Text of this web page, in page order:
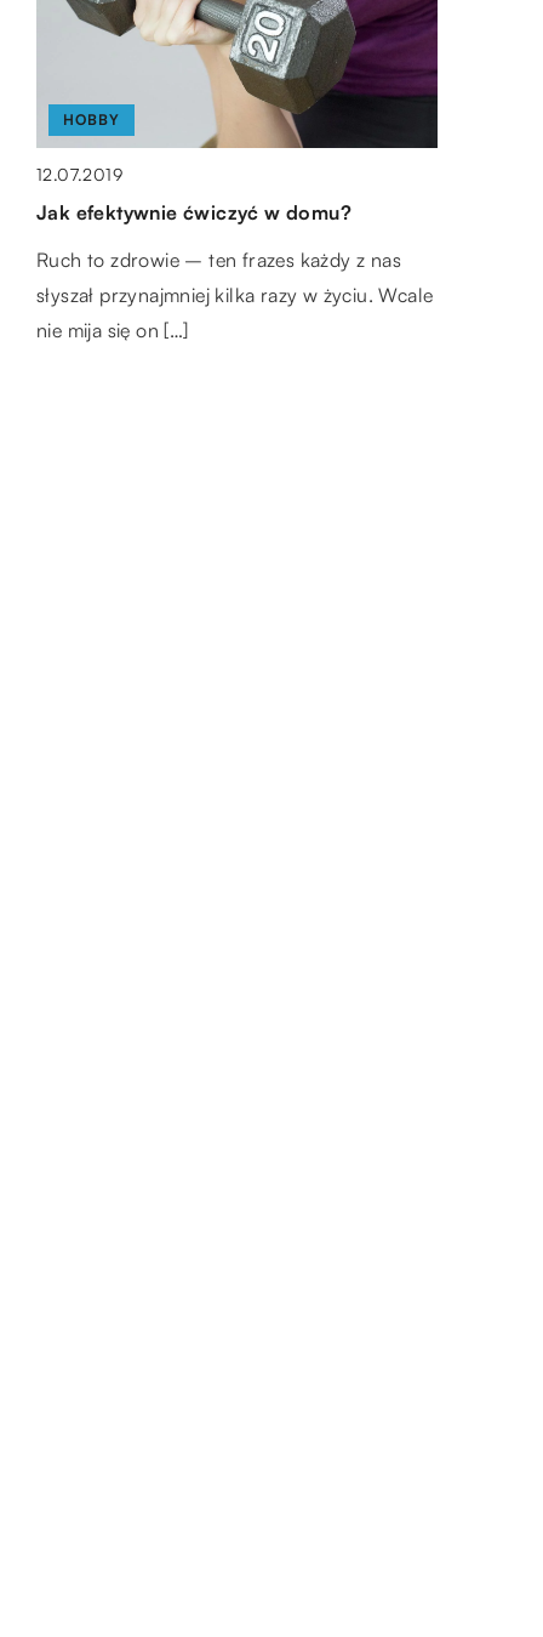
Smak pitej kawy […]
samochodu wie, jak istotne są regularne
badania i przeglądy techniczne pojazdu.
Tylko one pozwalają określić […]
HOBBY
12.07.2019
Jak efektywnie ćwiczyć w domu?
Ruch to zdrowie – ten frazes każdy z nas
słyszał przynajmniej kilka razy w życiu. Wcale
nie mija się on […]